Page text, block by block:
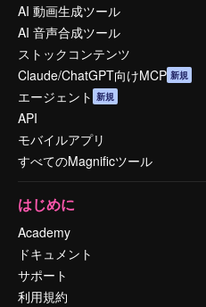
AI 動画生成ツール
AI 音声合成ツール
ストックコンテンツ
Claude/ChatGPT向けMCP 新規
エージェント 新規
API
モバイルアプリ
すべてのMagnificツール
はじめに
Academy
ドキュメント
サポート
利用規約